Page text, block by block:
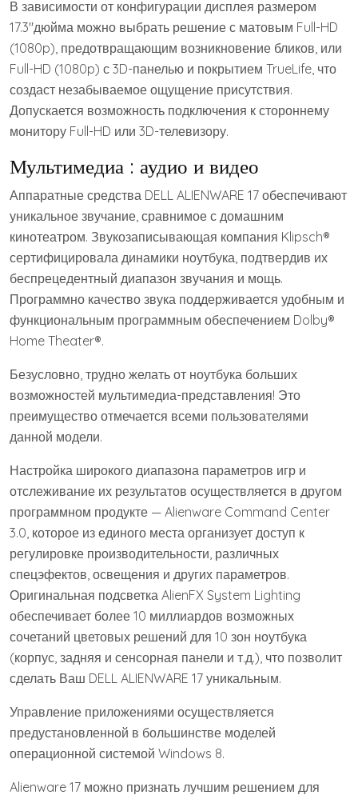
В зависимости от конфигурации дисплея размером
17.3″дюйма можно выбрать решение с матовым Full-HD
(1080p), предотвращающим возникновение бликов, или
Full-HD (1080p) с 3D-панелью и покрытием TrueLife, что
создаст незабываемое ощущение присутствия.
Допускается возможность подключения к стороннему
монитору Full-HD или 3D-телевизору.
Мультимедиа : аудио и видео
Аппаратные средства DELL ALIENWARE 17 обеспечивают
уникальное звучание, сравнимое с домашним
кинотеатром. Звукозаписывающая компания Klipsch®
сертифицировала динамики ноутбука, подтвердив их
беспрецедентный диапазон звучания и мощь.
Программно качество звука поддерживается удобным и
функциональным программным обеспечением Dolby®
Home Theater®.
Безусловно, трудно желать от ноутбука больших
возможностей мультимедиа-представления! Это
преимущество отмечается всеми пользователями
данной модели.
Настройка широкого диапазона параметров игр и
отслеживание их результатов осуществляется в другом
программном продукте — Alienware Command Center
3.0, которое из единого места организует доступ к
регулировке производительности, различных
спецэфектов, освещения и других параметров.
Оригинальная подсветка AlienFX System Lighting
обеспечивает более 10 миллиардов возможных
сочетаний цветовых решений для 10 зон ноутбука
(корпус, задняя и сенсорная панели и т.д.), что позволит
сделать Ваш DELL ALIENWARE 17 уникальным.
Управление приложениями осуществляется
предустановленной в большинстве моделей
операционной системой Windows 8.
Alienware 17 можно признать лучшим решением для